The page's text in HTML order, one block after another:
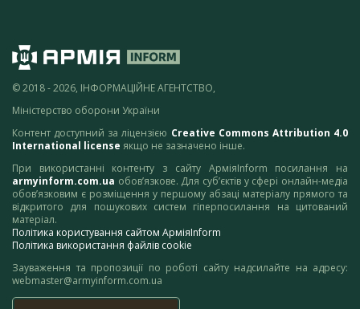
© 2018 - 2026, ІНФОРМАЦІЙНЕ АГЕНТСТВО,
Міністерство оборони України
Контент доступний за ліцензією Creative Commons Attribution 4.0
International license якщо не зазначено інше.
При використанні контенту з сайту АрміяInform посилання на
armyinform.com.ua обов’язкове. Для суб’єктів у сфері онлайн-медіа
обов’язковим є розміщення у першому абзаці матеріалу прямого та
відкритого для пошукових систем гіперпосилання на цитований
матеріал.
Політика користування сайтом АрміяInform
Політика використання файлів cookie
Зауваження та пропозиції по роботі сайту надсилайте на адресу:
webmaster@armyinform.com.ua